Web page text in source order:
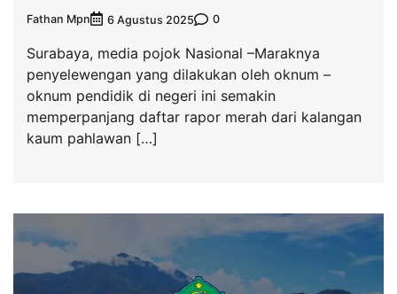
Fathan Mpn 6 Agustus 2025 0
Surabaya, media pojok Nasional –Maraknya
penyelewengan yang dilakukan oleh oknum –
oknum pendidik di negeri ini semakin
memperpanjang daftar rapor merah dari kalangan
kaum pahlawan […]